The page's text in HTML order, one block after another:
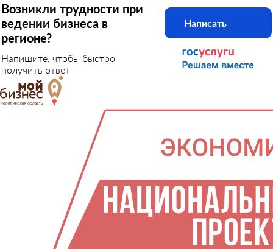
Возникли трудности при
ведении бизнеса в
регионе?
Напишите, чтобы быстро
получить ответ
Написать